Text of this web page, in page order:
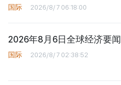
国际 2026/8/7 06:18:00
2026年8月6日全球经济要闻
国际 2026/8/7 02:38:52